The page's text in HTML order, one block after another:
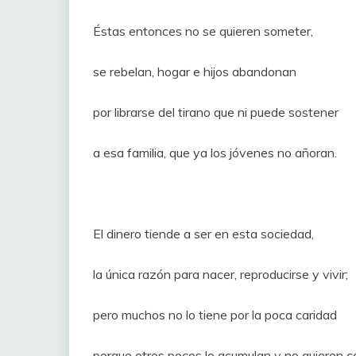
Éstas entonces no se quieren someter,
se rebelan, hogar e hijos abandonan
por librarse del tirano que ni puede sostener
a esa familia, que ya los jóvenes no añoran.
El dinero tiende a ser en esta sociedad,
la única razón para nacer, reproducirse y vivir;
pero muchos no lo tiene por la poca caridad